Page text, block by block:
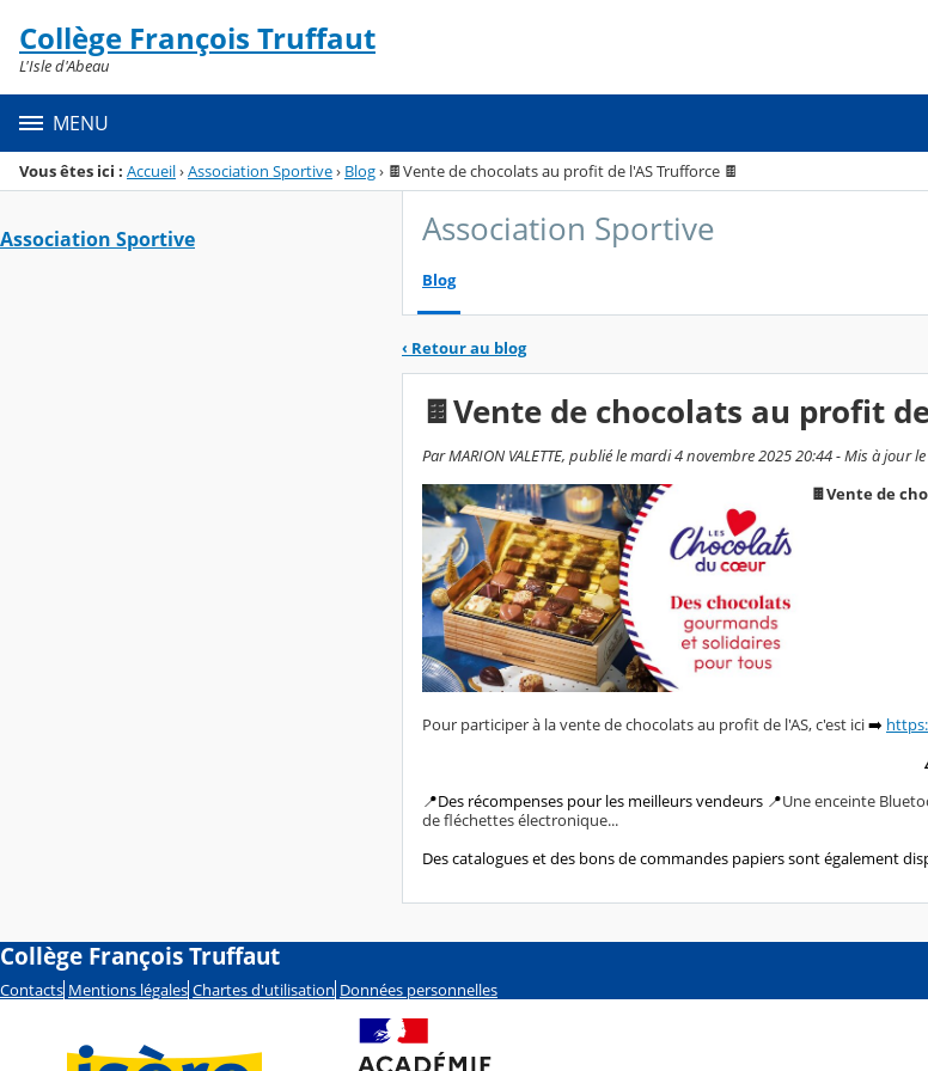
Menu de la rubrique
Contenu
Collège François Truffaut
L'Isle d'Abeau
MENU
Vous êtes ici : Accueil›Association Sportive› Blog› 🍫Vente de chocolats au profit de l'AS Trufforce 🍫
Association Sportive Association Sportive
Blog
‹ Retour au blog
🍫Vente de chocolats au profit
Par MARION VALETTE, publié le mardi 4 novembre 2025 20:44 - Mis à jour
🍫Vente de
Pour participer à la vente de chocolats au profit de l'AS, c'est ici➡️
📍Des récompenses pour les meilleurs vendeurs 📍Une enceinte
de fléchettes électronique...
Des catalogues et des bons de commandes papiers sont également
Collège François Truffaut
Contacts Mentions légales Chartes d'utilisation Données personnelles